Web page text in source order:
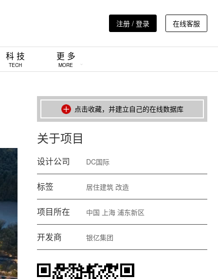
注册 / 登录 在线客服
科 技
TECH
更 多
MORE
点击收藏，并建立自己的在线数据库
关于项目
设计公司 DC国际
标签 居住建筑 改造
项目所在 中国 上海 浦东新区
开发商 银亿集团